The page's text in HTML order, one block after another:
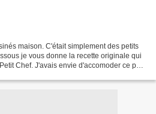
maison. C'était simplement des petits
je vous donne la recette originale qui
Chef. J'avais envie d'accomoder ce petit